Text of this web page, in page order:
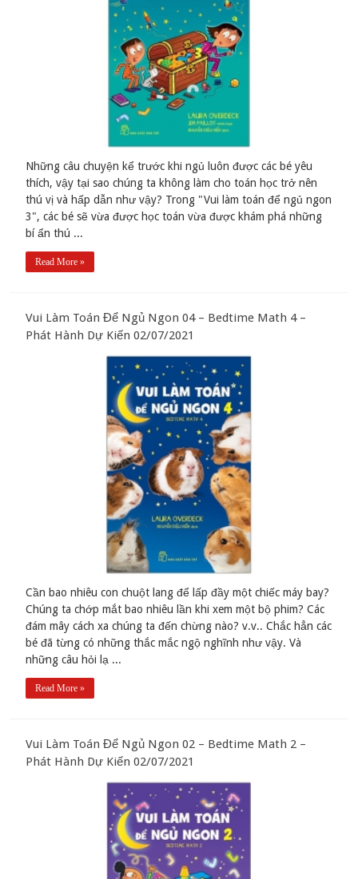
Những câu chuyện kể trước khi ngủ luôn được các bé yêu
thích, vậy tại sao chúng ta không làm cho toán học trở nên
thú vị và hấp dẫn như vậy? Trong "Vui làm toán để ngủ ngon
3", các bé sẽ vừa được học toán vừa được khám phá những
bí ẩn thú ...
Read More »
Vui Làm Toán Để Ngủ Ngon 04 – Bedtime Math 4 –
Phát Hành Dự Kiến 02/07/2021
Cần bao nhiêu con chuột lang để lấp đầy một chiếc máy bay?
Chúng ta chớp mắt bao nhiêu lần khi xem một bộ phim? Các
đám mây cách xa chúng ta đến chừng nào? v.v.. Chắc hẳn các
bé đã từng có những thắc mắc ngộ nghĩnh như vậy. Và
những câu hỏi lạ ...
Read More »
Vui Làm Toán Để Ngủ Ngon 02 – Bedtime Math 2 –
Phát Hành Dự Kiến 02/07/2021